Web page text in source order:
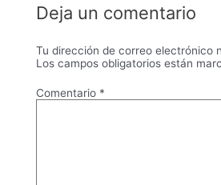
Deja un comentario
Tu dirección de correo electrónico
Los campos obligatorios están
Comentario *